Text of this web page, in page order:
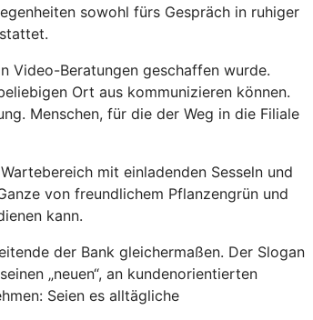
sowohl fürs Gespräch in ruhiger
Video-Beratungen geschaffen wurde.
Ort aus kommunizieren können.
Menschen, für die der Weg in die Filiale
mit einladenden Sesseln und
von freundlichem Pflanzengrün und
kann.
der Bank gleichermaßen. Der Slogan
„neuen“, an kundenorientierten
Seien es alltägliche